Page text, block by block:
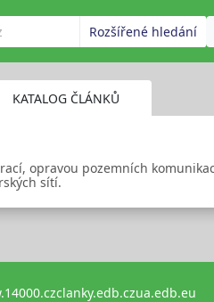
Rozšířené hledání
KATALOG ČLÁNKŮ
opravou pozemních
sítí.
clanky.edb.czua.edb.eu